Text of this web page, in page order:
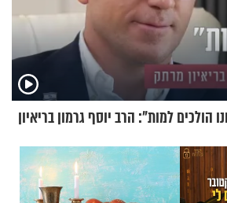
הולכים למות": הרב יוסף גרמון בריאיון